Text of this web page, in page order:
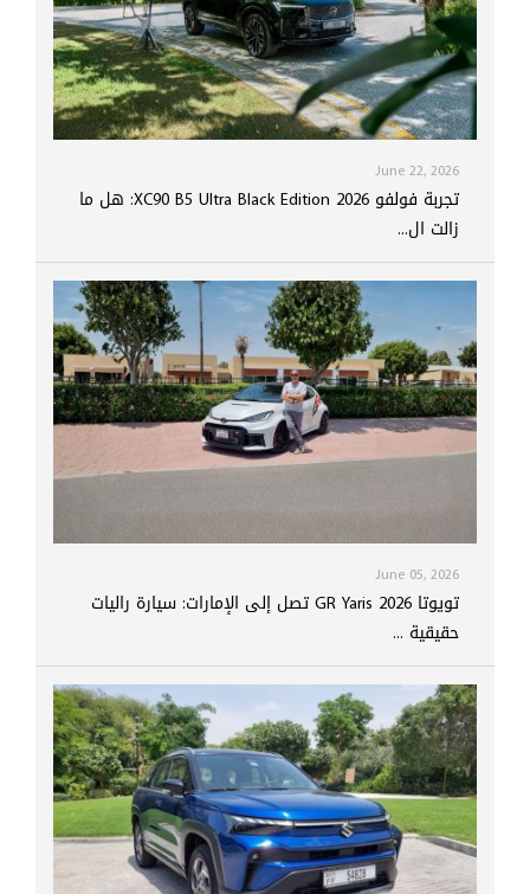
June 22, 2026
تجربة فولفو XC90 B5 Ultra Black Edition 2026: هل ما
زالت ال...
June 05, 2026
تويوتا GR Yaris 2026 تصل إلى الإمارات: سيارة راليات
حقيقية ...